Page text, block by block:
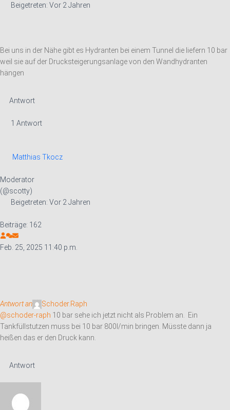
Beigetreten: Vor 2 Jahren
Bei uns in der Nähe gibt es Hydranten bei einem Tunnel die liefern 10 bar
weil sie auf der Drucksteigerungsanlage von den Wandhydranten
hängen
Antwort
1 Antwort
Matthias Tkocz
Moderator
(@scotty)
Beigetreten: Vor 2 Jahren
Beiträge: 162
Feb. 25, 2025 11:40 p.m.
Antwort an
Schoder.Raph
@schoder-raph 10 bar sehe ich jetzt nicht als Problem an. Ein
Tankfüllstutzen muss bei 10 bar 800l/min bringen. Müsste dann ja
heißen das er den Druck kann.
Antwort